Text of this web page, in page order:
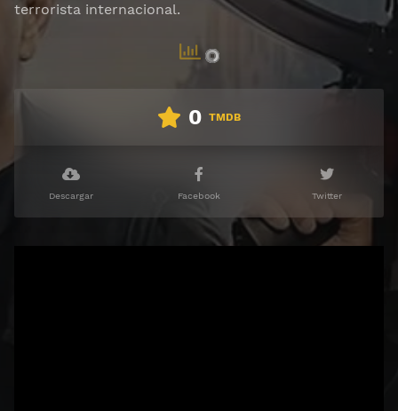
terrorista internacional.
0 TMDB
Descargar Facebook Twitter